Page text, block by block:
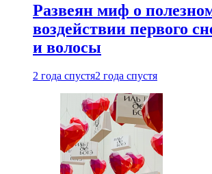
Развеян миф о
воздействии первого
и волосы
2 года спустя2 года спустя